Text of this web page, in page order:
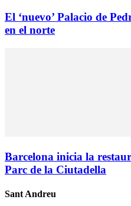
El ‘nuevo’ Palacio de
en el norte
Barcelona inicia la
Parc de la Ciutadella
Sant Andreu